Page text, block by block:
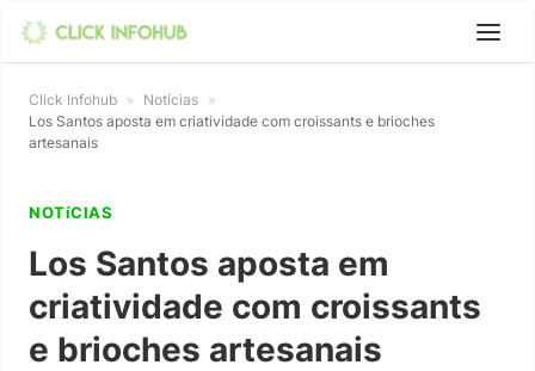
Click Infohub » Notícias »
Los Santos aposta em criatividade com croissants e brioches
artesanais
NOTíCIAS
Los Santos aposta em
criatividade com croissants
e brioches artesanais